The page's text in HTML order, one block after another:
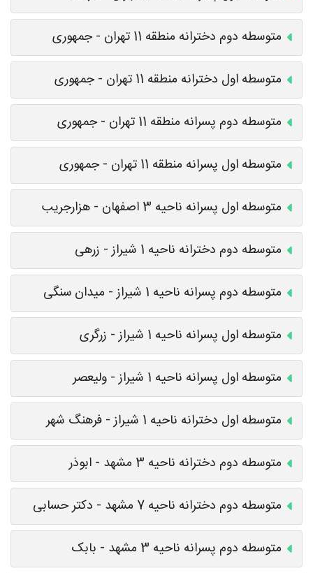
متوسطه دوم دخترانه منطقه 11 تهران - جمهوری
متوسطه اول دخترانه منطقه 11 تهران - جمهوری
متوسطه دوم پسرانه منطقه 11 تهران - جمهوری
متوسطه اول پسرانه منطقه 11 تهران - جمهوری
متوسطه اول پسرانه ناحیه 3 اصفهان - هزارجریب
متوسطه دوم دخترانه ناحیه 1 شیراز - زرهی
متوسطه دوم پسرانه ناحیه 1 شیراز - میدان سنگی
متوسطه اول پسرانه ناحیه 1 شیراز - زرگری
متوسطه اول پسرانه ناحیه 1 شیراز - ولیعصر
متوسطه اول دخترانه ناحیه 1 شیراز - فرهنگ شهر
متوسطه دوم دخترانه ناحیه 3 مشهد - ابوذر
متوسطه دوم دخترانه ناحیه 7 مشهد - دکتر حسابی
متوسطه دوم پسرانه ناحیه 3 مشهد - بابک